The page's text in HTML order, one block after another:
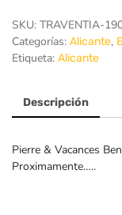
SKU: TRAVENTIA-
Categorías: Alicante,
Etiqueta: Alicante
Descripción
Pierre & Vacances
Proximamente…..